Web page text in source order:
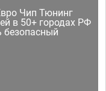
Чип Тюнинг
в 50+ городах РФ
безопасный